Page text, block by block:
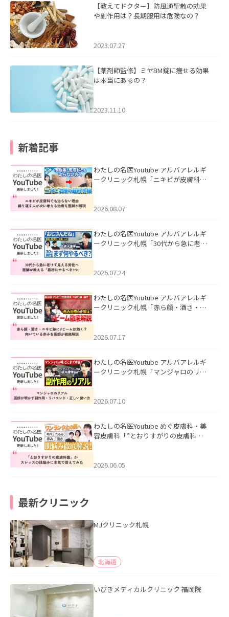
【教えてドクター】防風通聖散の効果
や副作用は？長期服用は危険なの？
2023.07.27
【薬剤師監修】ミヤBM錠に痩せる効果
は本当にあるの？
2023.11.10
新着記事
わたしの名医Youtube アルバアレルギ
ークリニック札幌「ニキビが皮膚科で
ました。
2026.08.07
わたしの名医Youtube アルバアレルギ
ークリニック札幌「30代から急に老け
た。
2026.07.24
わたしの名医Youtube アルバアレルギ
ークリニック札幌「赤ら顔・酒さ・ニ
した。
2026.07.17
わたしの名医Youtube アルバアレルギ
ークリニック札幌「マンジャロのリア
た。
2026.07.10
わたしの名医Youtube めぐ皮膚科・美
容皮膚科「”とおりすがりの皮膚科
2026.06.05
最新クリニック
MJクリニック札幌
北海道
いびきメディカルクリニック 福岡院